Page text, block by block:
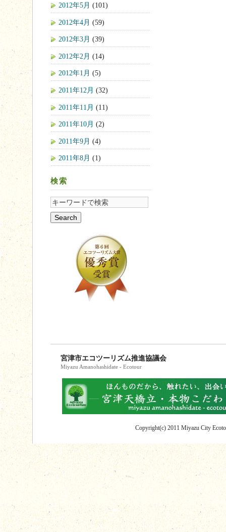
2012年5月 (101)
2012年4月 (59)
2012年3月 (39)
2012年2月 (14)
2012年1月 (5)
2011年12月 (32)
2011年11月 (11)
2011年10月 (2)
2011年9月 (4)
2011年8月 (1)
検索
宮津市エコツーリズム推進協議会
Miyazu Amanohashidate - Ecotour
Copyright(c) 2011 Miyazu City